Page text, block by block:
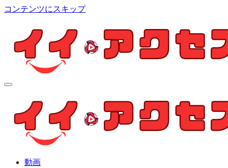
コンテンツにスキップ
個人制作アニメを中心とした動画紹介ブログ
動画